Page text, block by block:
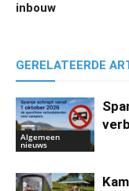
inbouw
GERELATEERDE
Algemeen
nieuws